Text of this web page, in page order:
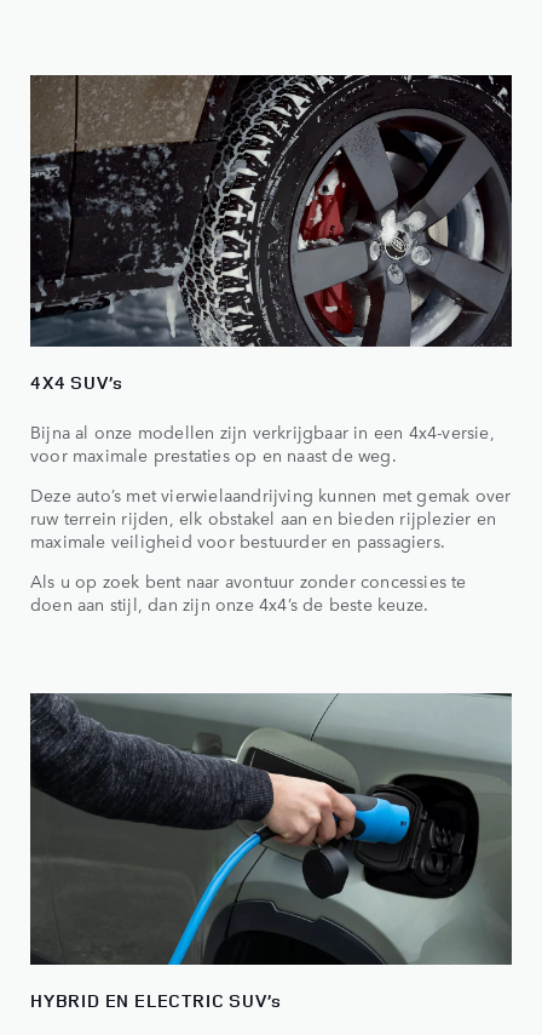
4X4 SUV’s
Bijna al onze modellen zijn verkrijgbaar in een 4x4-versie,
voor maximale prestaties op en naast de weg.
Deze auto’s met vierwielaandrijving kunnen met gemak over
ruw terrein rijden, elk obstakel aan en bieden rijplezier en
maximale veiligheid voor bestuurder en passagiers.
Als u op zoek bent naar avontuur zonder concessies te
doen aan stijl, dan zijn onze 4x4’s de beste keuze.
HYBRID EN ELECTRIC SUV’s